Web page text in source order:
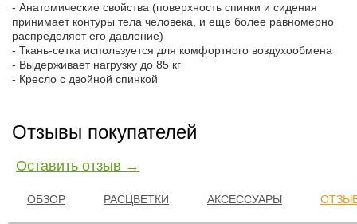
- Анатомические свойства (поверхность спинки и сидения
принимает контуры тела человека, и еще более равномерно
распределяет его давление)
- Ткань-сетка используется для комфортного воздухообмена
- Выдерживает нагрузку до 85 кг
- Кресло с двойной спинкой
Отзывы покупателей
Оставить отзыв →
ОБЗОР РАСЦВЕТКИ АКСЕССУАРЫ